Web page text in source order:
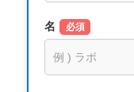
名 必須